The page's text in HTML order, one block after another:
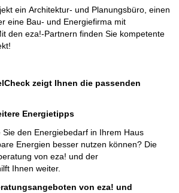
ein Architektur- und Planungsbüro, einen
eine Bau- und Energiefirma mit
den eza!-Partnern finden Sie kompetente
zeigt Ihnen die passenden
Energietipps
Sie den Energiebedarf in Ihrem Haus
Energien besser nutzen können? Die
von eza! und der
Ihnen weiter.
von eza! und